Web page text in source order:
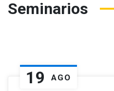
Seminarios
19 AGO